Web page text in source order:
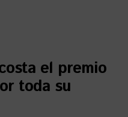
el premio
toda su